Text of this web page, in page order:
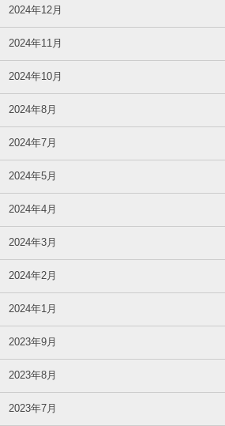
2024年12月
2024年11月
2024年10月
2024年8月
2024年7月
2024年5月
2024年4月
2024年3月
2024年2月
2024年1月
2023年9月
2023年8月
2023年7月